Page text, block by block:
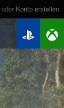
oder Konto erstellen